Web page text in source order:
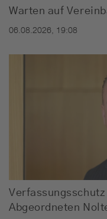
Warten auf
06.08.2026, 19:08
Abgeordneten